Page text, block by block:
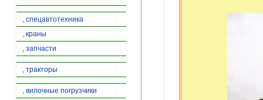
, спецавтотехника
, краны
, запчасти
, тракторы
, вилочные погрузчики